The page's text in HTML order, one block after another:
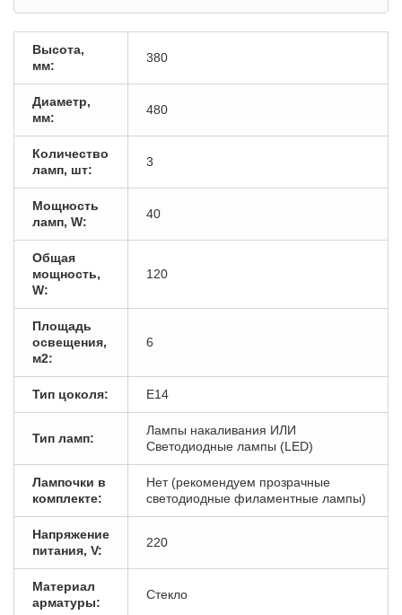
Высота,
мм:
380
Диаметр,
мм:
480
Количество
ламп, шт:
3
Мощность
ламп, W:
40
Общая
мощность,
W:
120
Площадь
освещения,
м2:
6
Тип цоколя: E14
Тип ламп:
Лампы накаливания ИЛИ
Светодиодные лампы (LED)
Лампочки в
комплекте:
Нет (рекомендуем прозрачные
светодиодные филаментные лампы)
Напряжение
питания, V:
220
Материал
арматуры:
Стекло